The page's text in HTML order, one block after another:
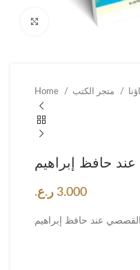
Click to enlarge
Home
حافظ إبراهيم
3.000 ر.ع.
القصصي عند حافظ إبراهيم